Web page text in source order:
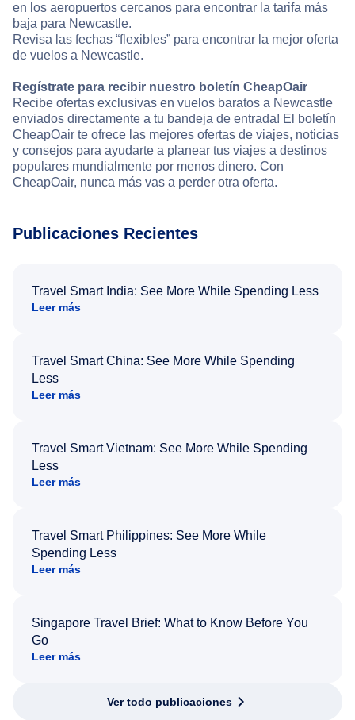
en los aeropuertos cercanos para encontrar la tarifa más
baja para Newcastle.
Revisa las fechas “flexibles” para encontrar la mejor oferta
de vuelos a Newcastle.
Regístrate para recibir nuestro boletín CheapOair
Recibe ofertas exclusivas en vuelos baratos a Newcastle
enviados directamente a tu bandeja de entrada! El boletín
CheapOair te ofrece las mejores ofertas de viajes, noticias
y consejos para ayudarte a planear tus viajes a destinos
populares mundialmente por menos dinero. Con
CheapOair, nunca más vas a perder otra oferta.
Publicaciones Recientes
Travel Smart India: See More While Spending Less
Leer más
Travel Smart China: See More While Spending
Less
Leer más
Travel Smart Vietnam: See More While Spending
Less
Leer más
Travel Smart Philippines: See More While
Spending Less
Leer más
Singapore Travel Brief: What to Know Before You
Go
Leer más
Ver todo publicaciones